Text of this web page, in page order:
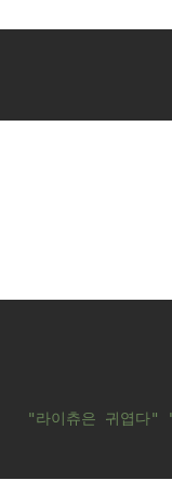
"라이츄은 귀엽다"